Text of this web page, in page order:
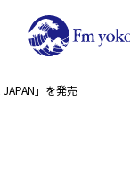
」を発売